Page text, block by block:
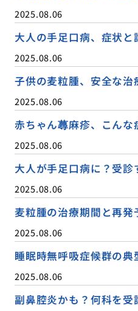
2025.08.06
大人の手足口病、症状と
2025.08.06
子供の麦粒腫、安全な治
2025.08.06
赤ちゃん蕁麻疹、こんな
2025.08.06
大人が手足口病に？受診
2025.08.06
麦粒腫の治療期間と再発
2025.08.06
睡眠時無呼吸症候群の典
2025.08.06
副鼻腔炎かも？何科を受